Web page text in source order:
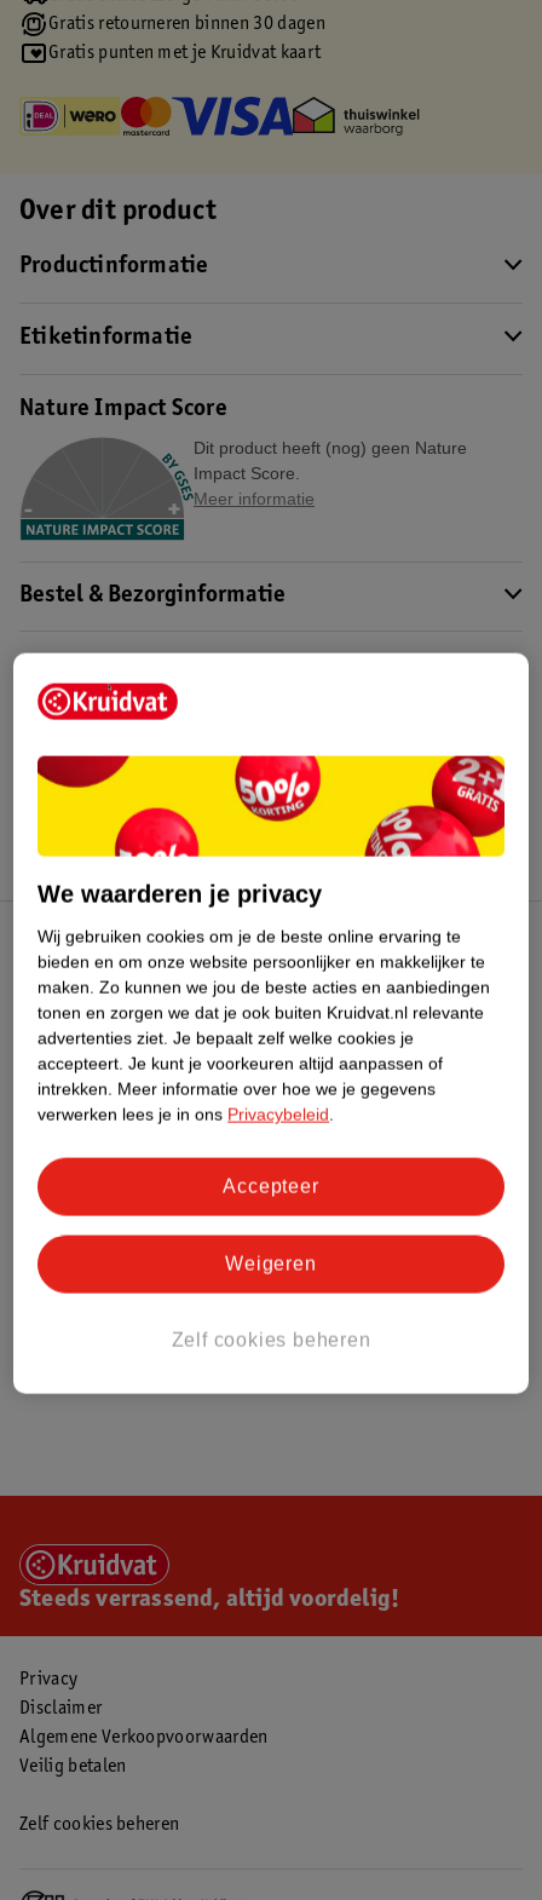
Gratis retourneren binnen 30 dagen
Gratis punten met je Kruidvat kaart
Over dit product
Productinformatie
Etiketinformatie
Nature Impact Score
Dit product heeft (nog) geen Nature
Impact Score.
Meer informatie
Bestel & Bezorginformatie
Bekijk ook
Kruidvat Club
Klantenservice
Over Kruidvat
Steeds verrassend, altijd voordelig!
Privacy
Disclaimer
Algemene Verkoopvoorwaarden
Veilig betalen
Zelf cookies beheren
We waarderen je privacy
Wij gebruiken cookies om je de beste online ervaring te
bieden en om onze website persoonlijker en makkelijker te
maken. Zo kunnen we jou de beste acties en aanbiedingen
tonen en zorgen we dat je ook buiten Kruidvat.nl relevante
advertenties ziet. Je bepaalt zelf welke cookies je
accepteert. Je kunt je voorkeuren altijd aanpassen of
intrekken. Meer informatie over hoe we je gegevens
verwerken lees je in ons Privacybeleid.
Zelf cookies beheren
Weigeren
Accepteer